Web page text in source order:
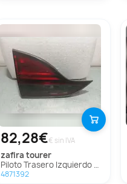
82,28€€ sin IVA
zafira tourer
Piloto Trasero Izquierdo Para Opel Zafira Tourer
4871392